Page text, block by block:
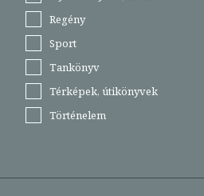
Regény
Sport
Tankönyv
Térképek, útikönyvek
Történelem